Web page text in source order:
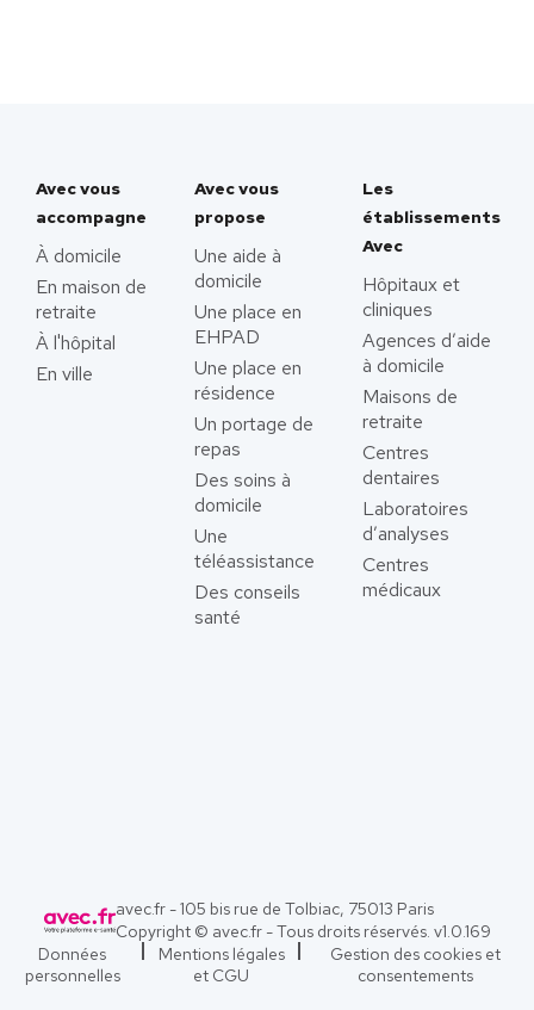
Avec vous
accompagne
À domicile
En maison de
retraite
À l'hôpital
En ville
Avec vous
propose
Une aide à
domicile
Une place en
EHPAD
Une place en
résidence
Un portage de
repas
Des soins à
domicile
Une
téléassistance
Des conseils
santé
Les
établissements
Avec
Hôpitaux et
cliniques
Agences d’aide
à domicile
Maisons de
retraite
Centres
dentaires
Laboratoires
d’analyses
Centres
médicaux
avec.fr - 105 bis rue de Tolbiac, 75013 Paris
Copyright © avec.fr - Tous droits réservés. v1.0.169
Données
personnelles
Mentions légales
et CGU
Gestion des cookies et
consentements